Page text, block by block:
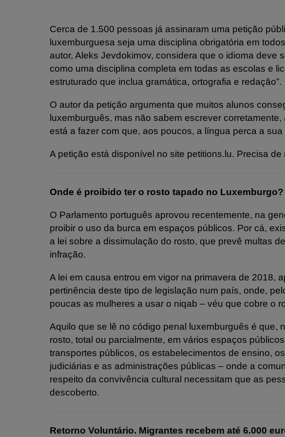
Cerca de 1.500 pessoas já assinaram uma petição
luxemburguesa seja uma disciplina obrigatória em
autor, Aleks Jevdokimov, considera que o idioma deve
como uma disciplina completa em todas as escolas e
estruturado que inclua gramática, ortografia e redação”.
O autor da petição argumenta que muitos alunos
luxemburguês, mas não sabem escrever
está a fazer com que, aos poucos, a língua perca a sua
A petição está disponível no site petitions.lu. Precisa
Onde é proibido ter o rosto tapado no Luxemburgo?
O Parlamento português aprovou recentemente, na
proibir o uso da burca em espaços públicos. Por cá,
a lei sobre a dissimulação do rosto, que prevê multas
infração.
A lei em causa entrou em vigor na primavera de 2018,
pertinência deste tipo de legislação num país, onde,
poucas as mulheres a usar o niqab – véu que cobre o
Aquilo que se lê no código penal luxemburguês é que,
rosto, total ou parcialmente, em vários espaços
transportes públicos, os estabelecimentos de ensino,
judiciárias e as administrações públicas – onde a
respeito da convivência cultural necessitam que as
descoberto.
Retorno Voluntário. Migrantes recebem até 6.000